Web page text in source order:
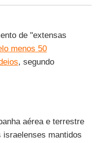
de "extensas
menos 50
, segundo
aérea e terrestre
mantidos